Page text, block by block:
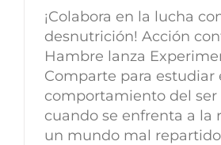
¡Colabora en la lucha
desnutrición! Acción
Hambre lanza
Comparte para estudiar
comportamiento del
cuando se enfrenta a la
un mundo mal